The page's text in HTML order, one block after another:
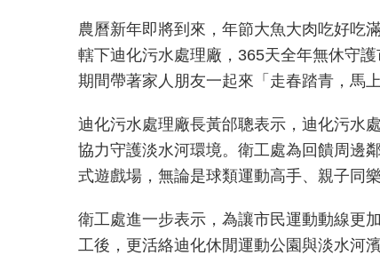
農曆新年即將到來，年節大魚大肉吃好吃
轄下迪化污水處理廠，365天全年無休守
期間帶著家人朋友一起來「走春踏青，馬
迪化污水處理廠長黃邰聰表示，迪化污水
協力守護淡水河環境。衛工處為回饋周邊
式遊戲場，無論是球類運動高手、親子同
衛工處進一步表示，為讓市民運動動線更
工後，更活絡迪化休閒運動公園與淡水河